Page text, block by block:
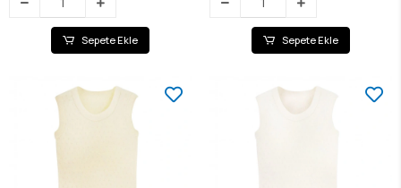
Sepete Ekle Sepete Ekle